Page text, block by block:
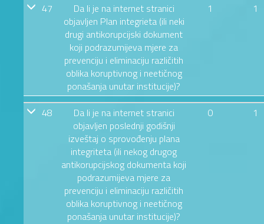
47
Da li je na internet stranici
objavljen Plan integrieta (ili neki
drugi antikorupcijski dokument
koji podrazumijeva mjere za
prevenciju i eliminaciju različitih
oblika koruptivnog i neetičnog
ponašanja unutar institucije)?
1 1
48
Da li je na internet stranici
objavljen poslednji godišnji
izveštaj o sprovođenju plana
integriteta (ili nekog drugog
antikorupcijskog dokumenta koji
podrazumijeva mjere za
prevenciju i eliminaciju različitih
oblika koruptivnog i neetičnog
ponašanja unutar institucije)?
0 1